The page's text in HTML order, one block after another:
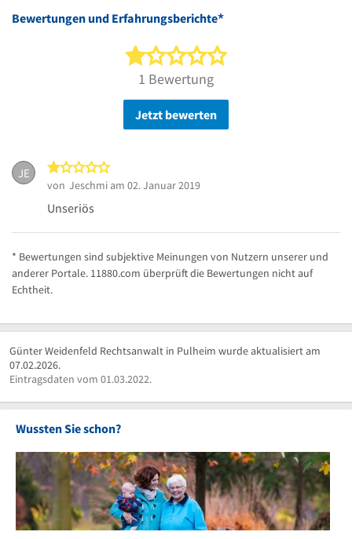
Bewertungen und Erfahrungsberichte*
1 von 5 Sternen
1 Bewertung
Jetzt bewerten
JE
von Jeschmi am 02. Januar 2019
Unseriös
* Bewertungen sind subjektive Meinungen von Nutzern unserer und
anderer Portale. 11880.com überprüft die Bewertungen nicht auf
Echtheit.
Günter Weidenfeld Rechtsanwalt in Pulheim wurde aktualisiert am
07.02.2026.
Eintragsdaten vom 01.03.2022.
Wussten Sie schon?